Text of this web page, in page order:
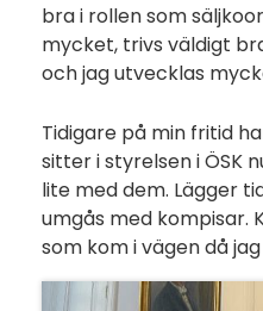
bra i rollen som
mycket, trivs väldigt
och jag utvecklas
Tidigare på min fritid
sitter i styrelsen i ÖSK
lite med dem. Lägger
umgås med kompisar.
som kom i vägen då